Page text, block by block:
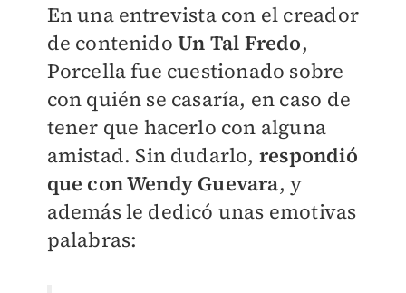
En una entrevista con el creador
de contenido Un Tal Fredo,
Porcella fue cuestionado sobre
con quién se casaría, en caso de
tener que hacerlo con alguna
amistad. Sin dudarlo, respondió
que con Wendy Guevara, y
además le dedicó unas emotivas
palabras: